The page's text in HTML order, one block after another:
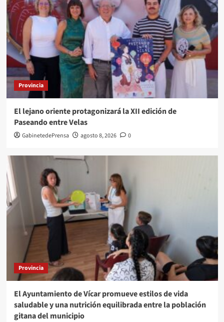
Provincia
El lejano oriente protagonizará la XII edición de
Paseando entre Velas
GabinetedePrensa agosto 8, 2026 0
Provincia
El Ayuntamiento de Vícar promueve estilos de vida
saludable y una nutrición equilibrada entre la población
gitana del municipio